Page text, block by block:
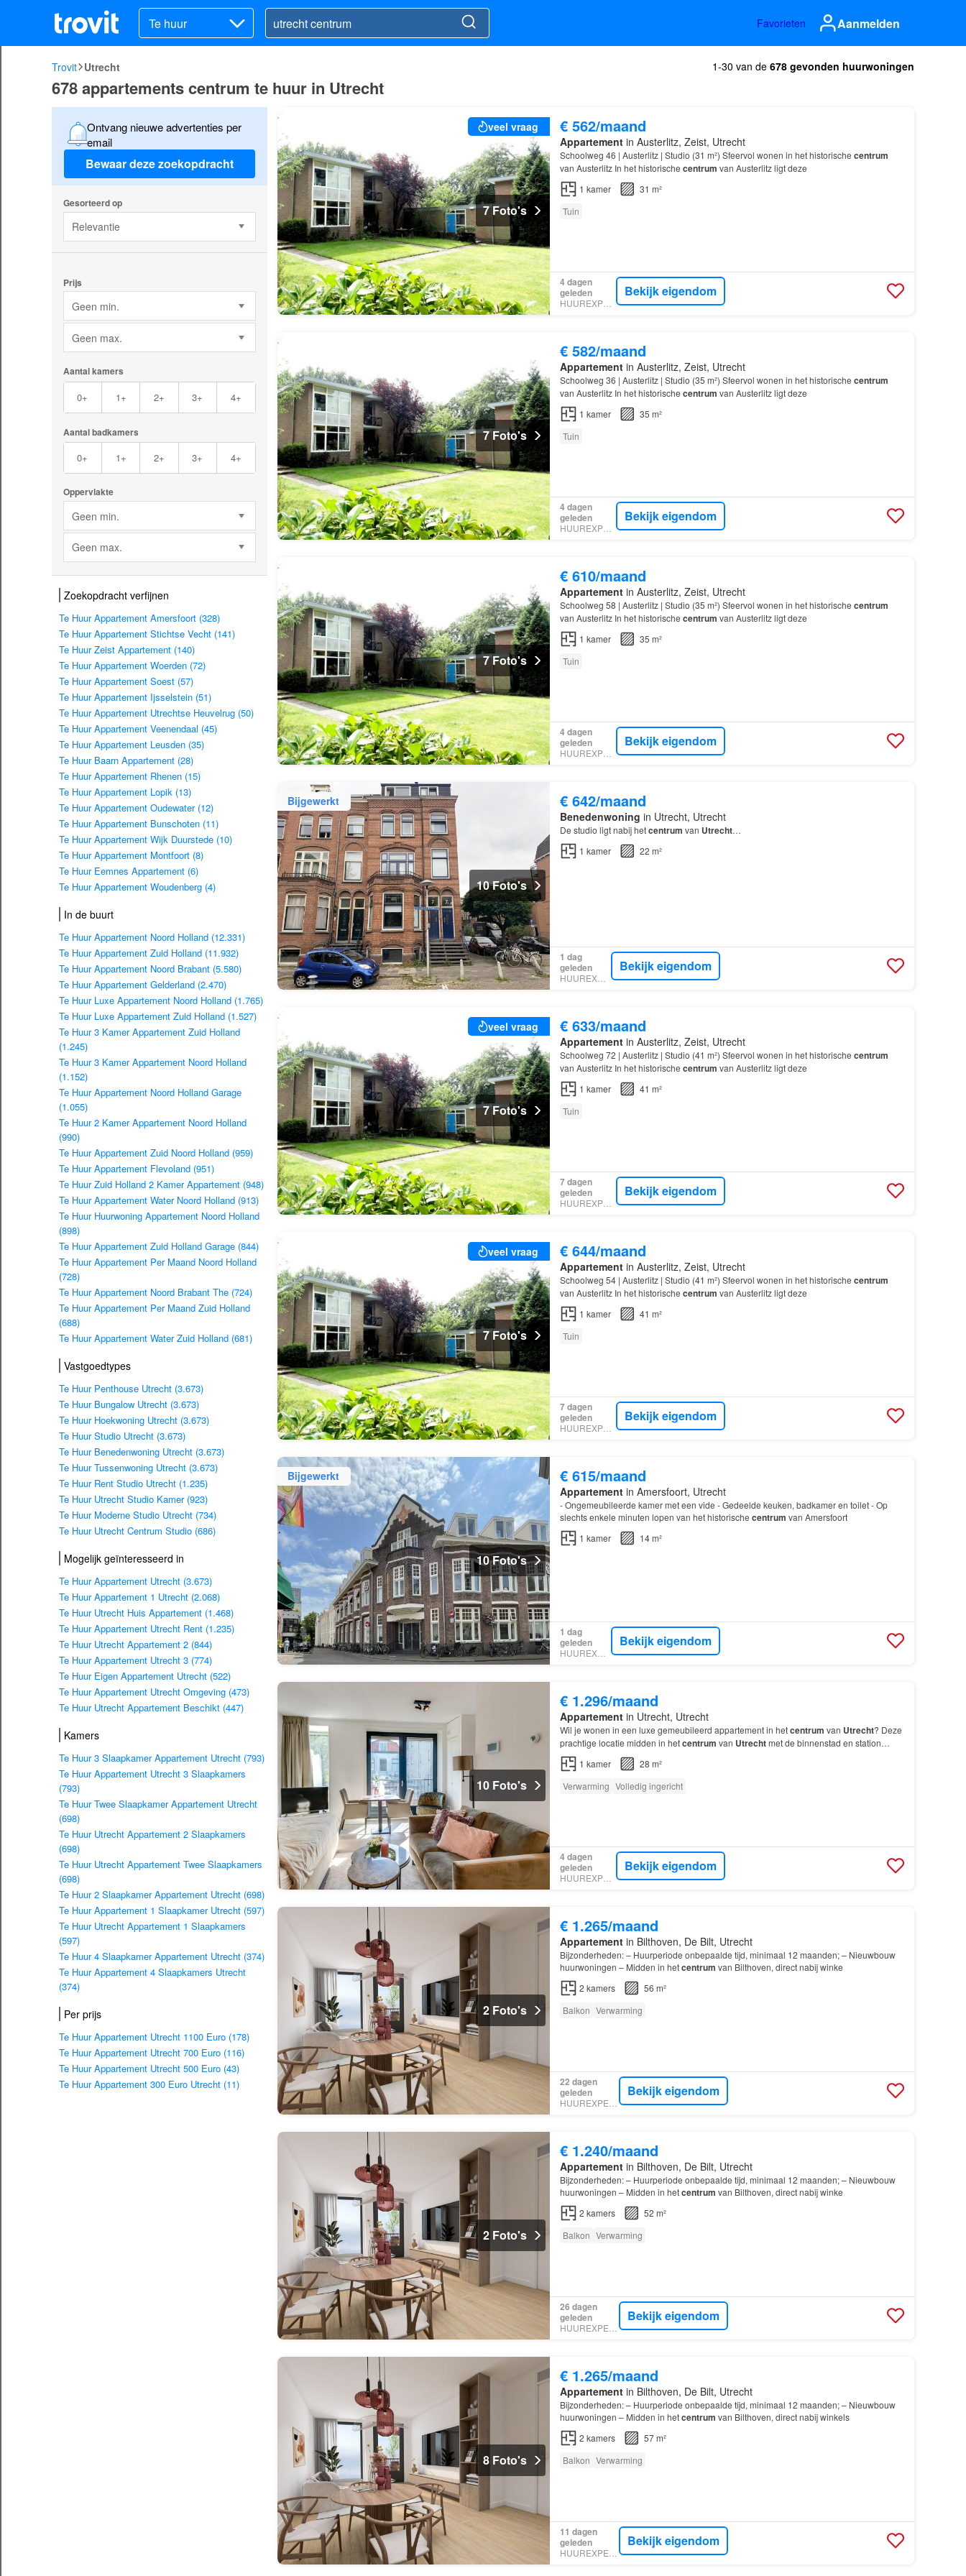
Te huur Favorieten Aanmelden
Trovit Utrecht 1-30 van de 678 gevonden huurwoningen
678 appartements centrum te huur in Utrecht
Ontvang nieuwe advertenties per
email
Bewaar deze zoekopdracht
Gesorteerd op
Relevantie
Prijs
Geen min.
Geen max.
Aantal kamers
0+ 1+ 2+ 3+ 4+
Aantal badkamers
0+ 1+ 2+ 3+ 4+
Oppervlakte
Geen min.
Geen max.
Zoekopdracht verfijnen
Te Huur Appartement Amersfoort (328)
Te Huur Appartement Stichtse Vecht (141)
Te Huur Zeist Appartement (140)
Te Huur Appartement Woerden (72)
Te Huur Appartement Soest (57)
Te Huur Appartement Ijsselstein (51)
Te Huur Appartement Utrechtse Heuvelrug (50)
Te Huur Appartement Veenendaal (45)
Te Huur Appartement Leusden (35)
Te Huur Baarn Appartement (28)
Te Huur Appartement Rhenen (15)
Te Huur Appartement Lopik (13)
Te Huur Appartement Oudewater (12)
Te Huur Appartement Bunschoten (11)
Te Huur Appartement Wijk Duurstede (10)
Te Huur Appartement Montfoort (8)
Te Huur Eemnes Appartement (6)
Te Huur Appartement Woudenberg (4)
In de buurt
Te Huur Appartement Noord Holland (12.331)
Te Huur Appartement Zuid Holland (11.932)
Te Huur Appartement Noord Brabant (5.580)
Te Huur Appartement Gelderland (2.470)
Te Huur Luxe Appartement Noord Holland (1.765)
Te Huur Luxe Appartement Zuid Holland (1.527)
Te Huur 3 Kamer Appartement Zuid Holland
(1.245)
Te Huur 3 Kamer Appartement Noord Holland
(1.152)
Te Huur Appartement Noord Holland Garage
(1.055)
Te Huur 2 Kamer Appartement Noord Holland
(990)
Te Huur Appartement Zuid Noord Holland (959)
Te Huur Appartement Flevoland (951)
Te Huur Zuid Holland 2 Kamer Appartement (948)
Te Huur Appartement Water Noord Holland (913)
Te Huur Huurwoning Appartement Noord Holland
(898)
Te Huur Appartement Zuid Holland Garage (844)
Te Huur Appartement Per Maand Noord Holland
(728)
Te Huur Appartement Noord Brabant The (724)
Te Huur Appartement Per Maand Zuid Holland
(688)
Te Huur Appartement Water Zuid Holland (681)
Vastgoedtypes
Te Huur Penthouse Utrecht (3.673)
Te Huur Bungalow Utrecht (3.673)
Te Huur Hoekwoning Utrecht (3.673)
Te Huur Studio Utrecht (3.673)
Te Huur Benedenwoning Utrecht (3.673)
Te Huur Tussenwoning Utrecht (3.673)
Te Huur Rent Studio Utrecht (1.235)
Te Huur Utrecht Studio Kamer (923)
Te Huur Moderne Studio Utrecht (734)
Te Huur Utrecht Centrum Studio (686)
Mogelijk geïnteresseerd in
Te Huur Appartement Utrecht (3.673)
Te Huur Appartement 1 Utrecht (2.068)
Te Huur Utrecht Huis Appartement (1.468)
Te Huur Appartement Utrecht Rent (1.235)
Te Huur Utrecht Appartement 2 (844)
Te Huur Appartement Utrecht 3 (774)
Te Huur Eigen Appartement Utrecht (522)
Te Huur Appartement Utrecht Omgeving (473)
Te Huur Utrecht Appartement Beschikt (447)
Kamers
Te Huur 3 Slaapkamer Appartement Utrecht (793)
Te Huur Appartement Utrecht 3 Slaapkamers
(793)
Te Huur Twee Slaapkamer Appartement Utrecht
(698)
Te Huur Utrecht Appartement 2 Slaapkamers
(698)
Te Huur Utrecht Appartement Twee Slaapkamers
(698)
Te Huur 2 Slaapkamer Appartement Utrecht (698)
Te Huur Appartement 1 Slaapkamer Utrecht (597)
Te Huur Utrecht Appartement 1 Slaapkamers
(597)
Te Huur 4 Slaapkamer Appartement Utrecht (374)
Te Huur Appartement 4 Slaapkamers Utrecht
(374)
Per prijs
Te Huur Appartement Utrecht 1100 Euro (178)
Te Huur Appartement Utrecht 700 Euro (116)
Te Huur Appartement Utrecht 500 Euro (43)
Te Huur Appartement 300 Euro Utrecht (11)
veel vraag
7 Foto's
€ 562/maand
Appartementin Austerlitz, Zeist, Utrecht
Schoolweg 46 | Austerlitz | Studio (31 m²) Sfeervol wonen in het historische centrum
van Austerlitz In het historische centrum van Austerlitz ligt deze
1 kamer
31 m²
Tuin
4 dagen
geleden
HUUREXPERT
Bekijk eigendom
7 Foto's
€ 582/maand
Appartementin Austerlitz, Zeist, Utrecht
Schoolweg 36 | Austerlitz | Studio (35 m²) Sfeervol wonen in het historische centrum
van Austerlitz In het historische centrum van Austerlitz ligt deze
1 kamer
35 m²
Tuin
4 dagen
geleden
HUUREXPERT
Bekijk eigendom
7 Foto's
€ 610/maand
Appartementin Austerlitz, Zeist, Utrecht
Schoolweg 58 | Austerlitz | Studio (35 m²) Sfeervol wonen in het historische centrum
van Austerlitz In het historische centrum van Austerlitz ligt deze
1 kamer
35 m²
Tuin
4 dagen
geleden
HUUREXPERT
Bekijk eigendom
Bijgewerkt
10 Foto's
€ 642/maand
Benedenwoning in Utrecht, Utrecht
De studio ligt nabij hetcentrum van Utrecht…
1 kamer 22 m²
1 dag
geleden
HUUREXPERT
Bekijk eigendom
veel vraag
7 Foto's
€ 633/maand
Appartementin Austerlitz, Zeist, Utrecht
Schoolweg 72 | Austerlitz | Studio (41 m²) Sfeervol wonen in het historische centrum
van Austerlitz In het historische centrum van Austerlitz ligt deze
1 kamer
41 m²
Tuin
7 dagen
geleden
HUUREXPERT
Bekijk eigendom
veel vraag
7 Foto's
€ 644/maand
Appartementin Austerlitz, Zeist, Utrecht
Schoolweg 54 | Austerlitz | Studio (41 m²) Sfeervol wonen in het historische centrum
van Austerlitz In het historische centrum van Austerlitz ligt deze
1 kamer
41 m²
Tuin
7 dagen
geleden
HUUREXPERT
Bekijk eigendom
Bijgewerkt
10 Foto's
€ 615/maand
Appartementin Amersfoort, Utrecht
- Ongemeubileerde kamer met een vide - Gedeelde keuken, badkamer en toilet - Op
slechts enkele minuten lopen van het historische centrum van Amersfoort
1 kamer 14 m²
1 dag
geleden
HUUREXPERT
Bekijk eigendom
10 Foto's
€ 1.296/maand
Appartementin Utrecht, Utrecht
Wil je wonen in een luxe gemeubileerd appartement in hetcentrum van Utrecht? Deze
prachtige locatie midden in hetcentrum van Utrechtmet de binnenstad en station
Utrecht Centraal op loopafstand, biedt alle gewenste voorzien…
1 kamer
28 m²
Verwarming Volledig ingericht
4 dagen
geleden
HUUREXPERT
Bekijk eigendom
2 Foto's
€ 1.265/maand
Appartementin Bilthoven, De Bilt, Utrecht
Bijzonderheden: – Huurperiode onbepaalde tijd, minimaal 12 maanden; – Nieuwbouw
huurwoningen – Midden in hetcentrum van Bilthoven, direct nabij winke
2 kamers
56 m²
Balkon Verwarming
22 dagen
geleden
Bekijk eigendom
2 Foto's
€ 1.240/maand
Appartementin Bilthoven, De Bilt, Utrecht
Bijzonderheden: – Huurperiode onbepaalde tijd, minimaal 12 maanden; – Nieuwbouw
huurwoningen – Midden in hetcentrum van Bilthoven, direct nabij winke
2 kamers
52 m²
Balkon Verwarming
26 dagen
geleden
Bekijk eigendom
8 Foto's
€ 1.265/maand
Appartementin Bilthoven, De Bilt, Utrecht
Bijzonderheden: – Huurperiode onbepaalde tijd, minimaal 12 maanden; – Nieuwbouw
huurwoningen – Midden in hetcentrum van Bilthoven, direct nabij winkels
2 kamers
57 m²
Balkon Verwarming
11 dagen
geleden
Bekijk eigendom